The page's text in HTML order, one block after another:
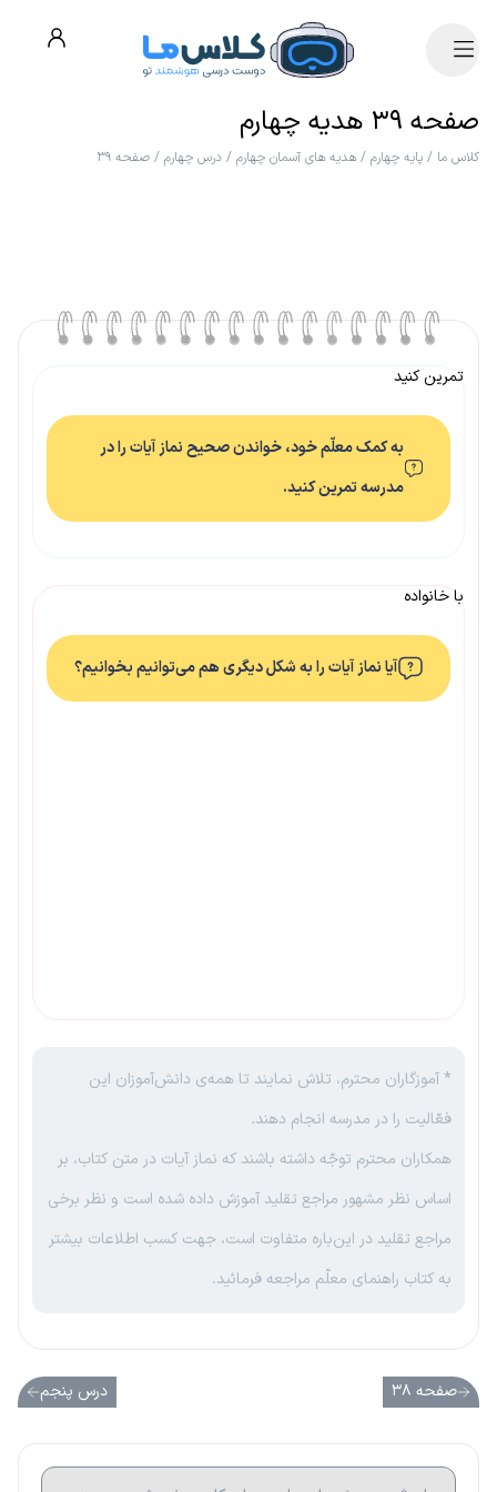
صفحه ۳۹ هدیه چهارم
کلاس ما / پایه چهارم /هدیه های آسمان چهارم / درس چهارم / صفحه ۳۹
تمرین کنید
به کمک معلّم خود، خواندن صحیح نماز آیات را در
مدرسه تمرین کنید.
با خانواده
آیا نماز آیات را به شکل دیگری هم می‌توانیم بخوانیم؟
* آموزگاران محترم، تلاش نمایند تا همه‌ی دانش‌آموزان این
فعّالیت را در مدرسه انجام دهند.
همکاران محترم توجّه داشته باشند که نماز آیات در متن کتاب، بر
اساس نظر مشهور مراجع تقلید آموزش داده شده است و نظر برخی
مراجع تقلید در این‌باره متفاوت است، جهت کسب اطلاعات بیشتر
به کتاب راهنمای معلّم مراجعه فرمائید.
صفحه ۳۸ درس پنجم